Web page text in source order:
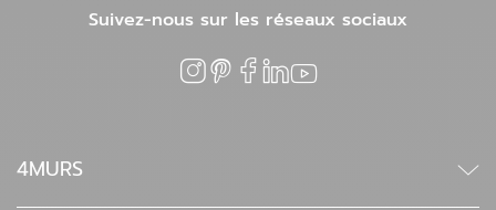
Suivez-nous sur les réseaux sociaux
4MURS